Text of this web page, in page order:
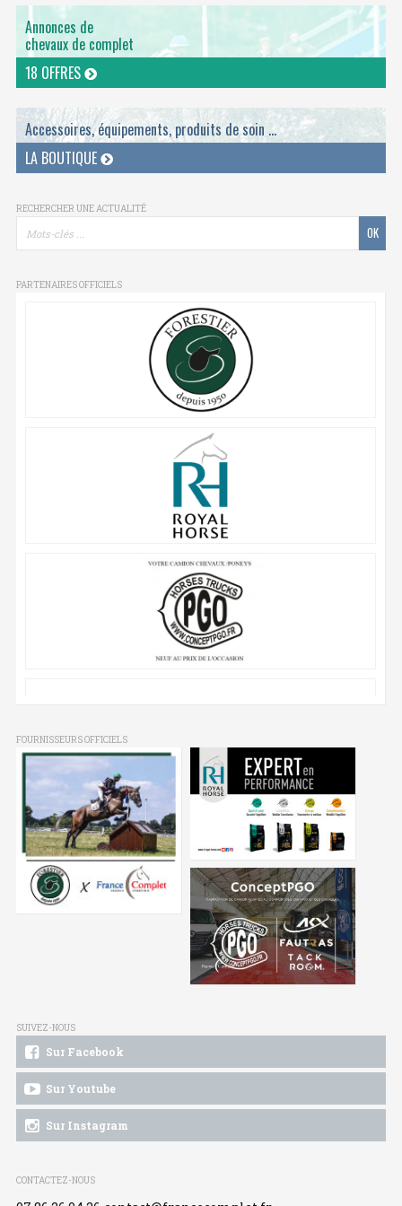
Annonces de
chevaux de complet
18 OFFRES
Accessoires, équipements, produits de soin ...
LA BOUTIQUE
RECHERCHER UNE ACTUALITÉ
PARTENAIRES OFFICIELS
FOURNISSEURS OFFICIELS
SUIVEZ-NOUS
Sur Facebook
Sur Youtube
Sur Instagram
CONTACTEZ-NOUS